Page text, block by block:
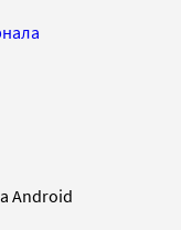
Android